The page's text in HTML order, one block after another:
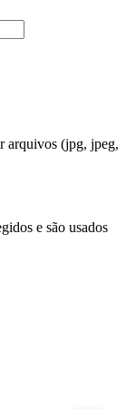
arquivos (jpg, jpeg,
e são usados